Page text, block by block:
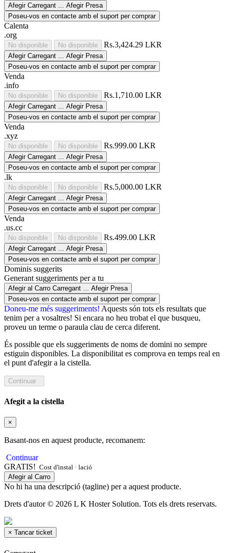
Afegir Carregant ... Afegir Presa
Poseu-vos en contacte amb el suport per comprar
Calenta
.org
No disponible No disponible Rs.3,424.29 LKR
Afegir Carregant ... Afegir Presa
Poseu-vos en contacte amb el suport per comprar
Venda
.info
No disponible No disponible Rs.1,710.00 LKR
Afegir Carregant ... Afegir Presa
Poseu-vos en contacte amb el suport per comprar
Venda
.xyz
No disponible No disponible Rs.999.00 LKR
Afegir Carregant ... Afegir Presa
Poseu-vos en contacte amb el suport per comprar
.lk
No disponible No disponible Rs.5,000.00 LKR
Afegir Carregant ... Afegir Presa
Poseu-vos en contacte amb el suport per comprar
Venda
.us.cc
No disponible No disponible Rs.499.00 LKR
Afegir Carregant ... Afegir Presa
Poseu-vos en contacte amb el suport per comprar
Dominis suggerits
Generant suggeriments per a tu
Afegir al Carro Carregant ... Afegir Presa
Poseu-vos en contacte amb el suport per comprar
Doneu-me més suggeriments! Aquests són tots els resultats que
tenim per a vosaltres! Si encara no heu trobat el que busqueu,
proveu un terme o paraula clau de cerca diferent.
És possible que els suggeriments de noms de domini no sempre
estiguin disponibles. La disponibilitat es comprova en temps real en
el punt d'afegir a la cistella.
Afegit a la cistella
×
Basant-nos en aquest producte, recomanem:
Continuar
GRATIS! Cost d'instal · lació
Afegir al Carro
No hi ha una descripció (tagline) per a aquest producte.
Drets d'autor © 2026 L K Hoster Solution. Tots els drets reservats.
× Tancar ticket